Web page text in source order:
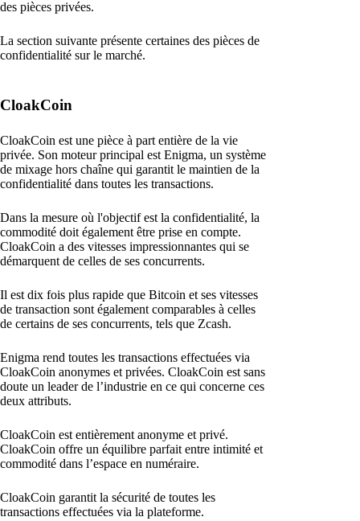
des pièces privées.
La section suivante présente certaines des pièces de
confidentialité sur le marché.
CloakCoin
CloakCoin est une pièce à part entière de la vie
privée. Son moteur principal est Enigma, un système
de mixage hors chaîne qui garantit le maintien de la
confidentialité dans toutes les transactions.
Dans la mesure où l'objectif est la confidentialité, la
commodité doit également être prise en compte.
CloakCoin a des vitesses impressionnantes qui se
démarquent de celles de ses concurrents.
Il est dix fois plus rapide que Bitcoin et ses vitesses
de transaction sont également comparables à celles
de certains de ses concurrents, tels que Zcash.
Enigma rend toutes les transactions effectuées via
CloakCoin anonymes et privées. CloakCoin est sans
doute un leader de l’industrie en ce qui concerne ces
deux attributs.
CloakCoin est entièrement anonyme et privé.
CloakCoin offre un équilibre parfait entre intimité et
commodité dans l’espace en numéraire.
CloakCoin garantit la sécurité de toutes les
transactions effectuées via la plateforme.